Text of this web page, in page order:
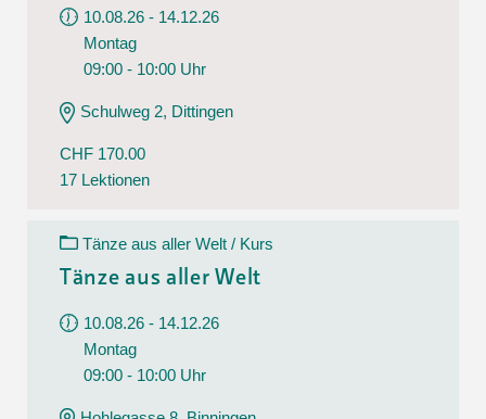
10.08.26 - 14.12.26
Montag
09:00 - 10:00 Uhr
Schulweg 2, Dittingen
CHF 170.00
17 Lektionen
Tänze aus aller Welt / Kurs
Tänze aus aller Welt
10.08.26 - 14.12.26
Montag
09:00 - 10:00 Uhr